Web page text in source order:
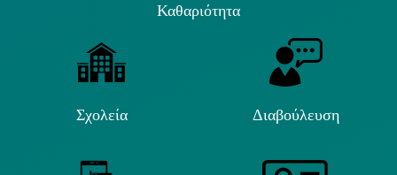
Καθαριότητα
Σχολεία Διαβούλευση